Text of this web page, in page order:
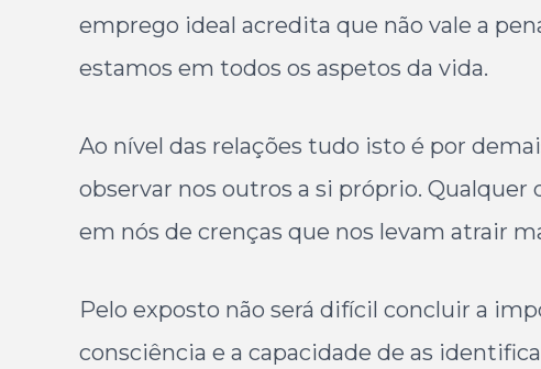
emprego ideal acredita que não vale a
estamos em todos os aspetos da vida.
Ao nível das relações tudo isto é por
observar nos outros a si próprio.
em nós de crenças que nos levam atrair
Pelo exposto não será difícil concluir a
consciência e a capacidade de as